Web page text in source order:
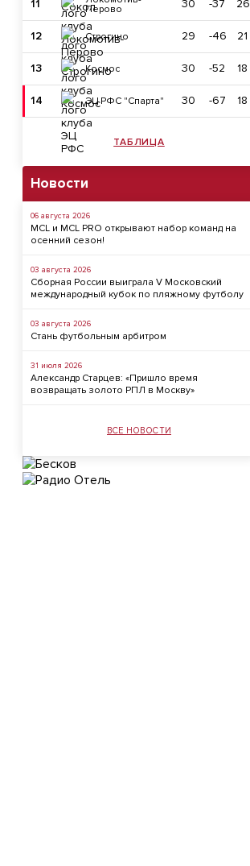
11
Перово
30 -37 26
12 Строгино 29 -46 21
13 Космос 30 -52 18
14 ЭЦ РФС "Спарта" 30 -67 18
ТАБЛИЦА
Новости
06 августа 2026
MCL и MCL PRO открывают набор команд на
осенний сезон!
03 августа 2026
Сборная России выиграла V Московский
международный кубок по пляжному футболу
03 августа 2026
Стань футбольным арбитром
31 июля 2026
Александр Старцев: «Пришло время
возвращать золото РПЛ в Москву»
ВСЕ НОВОСТИ